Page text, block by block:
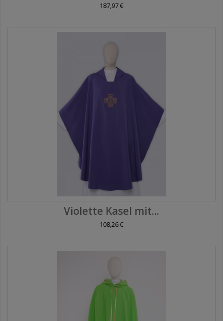
187,97 €
Violette Kasel mit...
108,26 €